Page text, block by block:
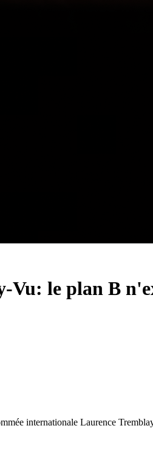
Vu: le plan B
internationale Laurence